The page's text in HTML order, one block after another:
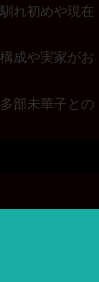
れ初めや現在
成や実家がお
部未華子との